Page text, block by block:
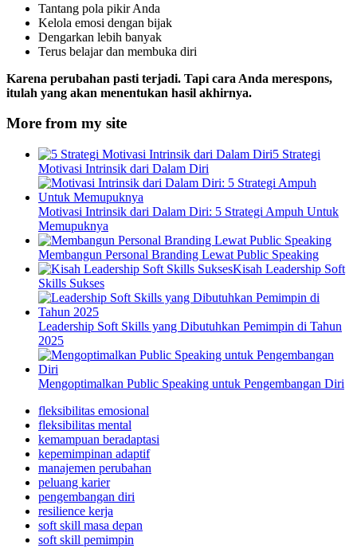
Tantang pola pikir Anda
Kelola emosi dengan bijak
Dengarkan lebih banyak
Terus belajar dan membuka diri
Karena perubahan pasti terjadi. Tapi cara Anda merespons,
itulah yang akan menentukan hasil akhirnya.
More from my site
5 Strategi
Motivasi Intrinsik dari Dalam Diri
Motivasi Intrinsik dari Dalam Diri: 5 Strategi Ampuh Untuk
Memupuknya
Membangun Personal Branding Lewat Public Speaking
Kisah Leadership Soft
Skills Sukses
Leadership Soft Skills yang Dibutuhkan Pemimpin di Tahun
2025
Mengoptimalkan Public Speaking untuk Pengembangan Diri
fleksibilitas emosional
fleksibilitas mental
kemampuan beradaptasi
kepemimpinan adaptif
manajemen perubahan
peluang karier
pengembangan diri
resilience kerja
soft skill masa depan
soft skill pemimpin